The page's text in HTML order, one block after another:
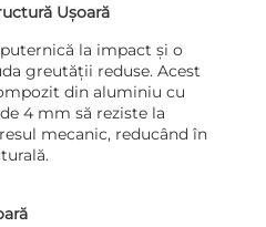
Ușoară
la impact și o
greutății reduse. Acest
din aluminiu cu
4 mm să reziste la
mecanic, reducând în